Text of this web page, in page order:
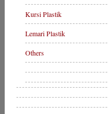
Kursi Plastik
Lemari Plastik
Others